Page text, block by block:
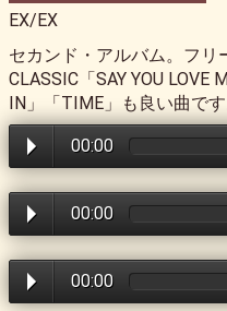
EX/EX
セカンド・アルバム。フリ
CLASSIC「SAY YOU LOVE
IN」「TIME」も良い曲です
00:00
00:00
00:00